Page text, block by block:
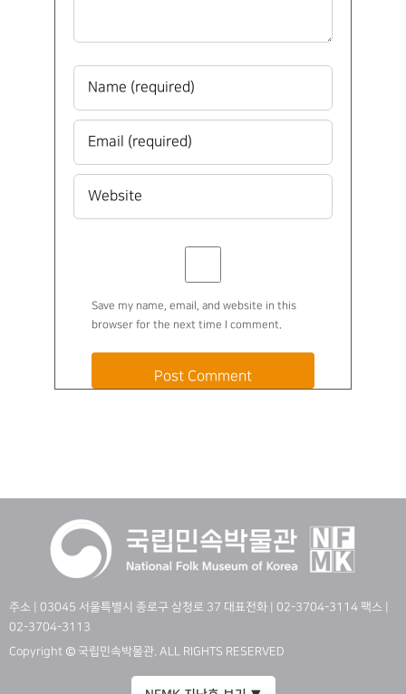
Save my name, email, and website in this
browser for the next time I comment.
주소 | 03045 서울특별시 종로구 삼청로 37 대표전화 | 02-3704-3114 팩스 |
02-3704-3113
Copyright © 국립민속박물관. ALL RIGHTS RESERVED